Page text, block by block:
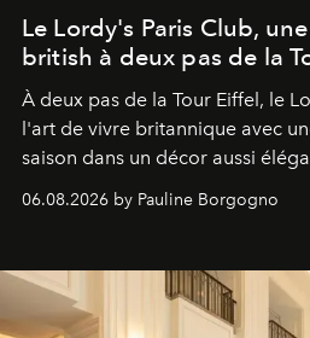
Le Lordy's Paris Club,
british à deux pas de la
À deux pas de la Tour Eiffel, le
l'art de vivre britannique avec
saison dans un décor aussi
06.08.2026 by Pauline Borgogno